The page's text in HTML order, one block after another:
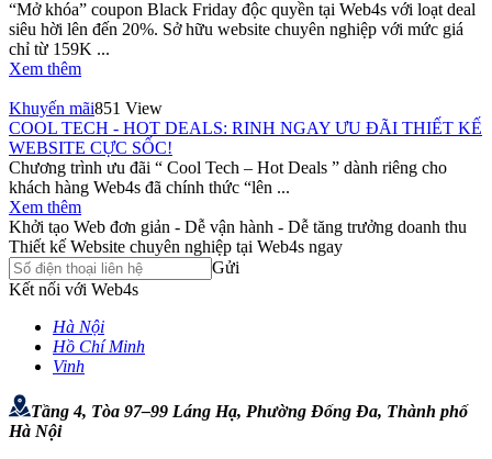
“Mở khóa” coupon Black Friday độc quyền tại Web4s với loạt deal
siêu hời lên đến 20%. Sở hữu website chuyên nghiệp với mức giá
chỉ từ 159K ...
Xem thêm
Khuyến mãi851 View
COOL TECH - HOT DEALS: RINH NGAY ƯU ĐÃI THIẾT KẾ
WEBSITE CỰC SỐC!
Chương trình ưu đãi “ Cool Tech – Hot Deals ” dành riêng cho
khách hàng Web4s đã chính thức “lên ...
Xem thêm
Khởi tạo Web đơn giản - Dễ vận hành - Dễ tăng trưởng doanh thu
Thiết kế Website chuyên nghiệp tại Web4s ngay
Gửi
Kết nối với Web4s
Hà Nội
Hồ Chí Minh
Vinh
Tầng 4, Tòa 97–99 Láng Hạ, Phường Đống Đa, Thành phố
Hà Nội